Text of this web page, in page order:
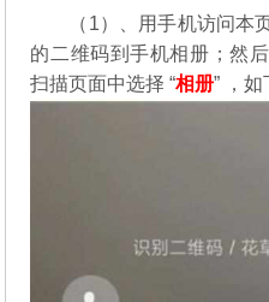
（1）、用手机访问本
的二维码到手机相册；然
扫描页面中选择 “相册” ，如